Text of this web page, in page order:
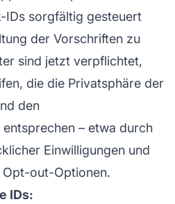
IDs sorgfältig gesteuert
der Vorschriften zu
sind jetzt verpflichtet,
die die Privatsphäre der
den
– etwa durch
Einwilligungen und
out-Optionen.
IDs: